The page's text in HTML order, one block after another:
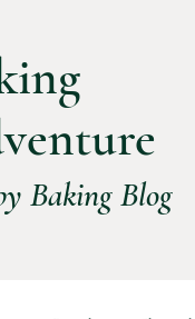
Baking Blog